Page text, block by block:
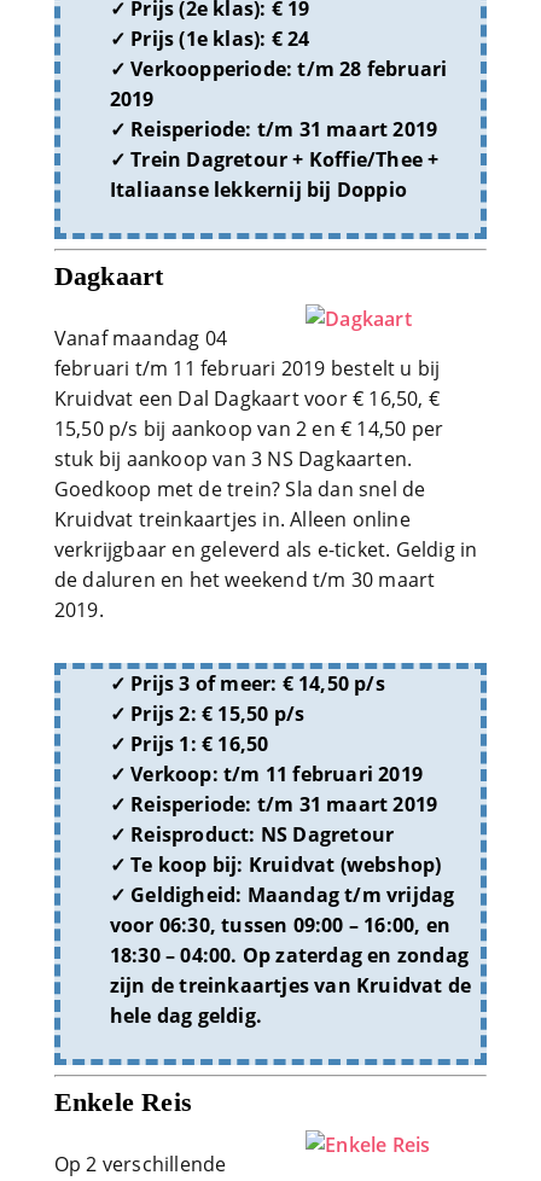
Prijs (2e klas): € 19
Prijs (1e klas): € 24
Verkoopperiode: t/m 28 februari
2019
Reisperiode: t/m 31 maart 2019
Trein Dagretour + Koffie/Thee +
Italiaanse lekkernij bij Doppio
Dagkaart
Vanaf maandag 04
februari t/m 11 februari 2019 bestelt u bij
Kruidvat een Dal Dagkaart voor € 16,50, €
15,50 p/s bij aankoop van 2 en € 14,50 per
stuk bij aankoop van 3 NS Dagkaarten.
Goedkoop met de trein? Sla dan snel de
Kruidvat treinkaartjes in. Alleen online
verkrijgbaar en geleverd als e-ticket. Geldig in
de daluren en het weekend t/m 30 maart
2019.
Prijs 3 of meer: € 14,50 p/s
Prijs 2: € 15,50 p/s
Prijs 1: € 16,50
Verkoop: t/m 11 februari 2019
Reisperiode: t/m 31 maart 2019
Reisproduct: NS Dagretour
Te koop bij: Kruidvat (webshop)
Geldigheid: Maandag t/m vrijdag
voor 06:30, tussen 09:00 – 16:00, en
18:30 – 04:00. Op zaterdag en zondag
zijn de treinkaartjes van Kruidvat de
hele dag geldig.
Enkele Reis
Op 2 verschillende